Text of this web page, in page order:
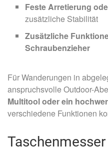
Feste Arretierung
zusätzliche Stabilität
Zusätzliche
Schraubenzieher
Für Wanderungen in
anspruchsvolle Outdoor-
Multitool oder ein
verschiedene Funktionen